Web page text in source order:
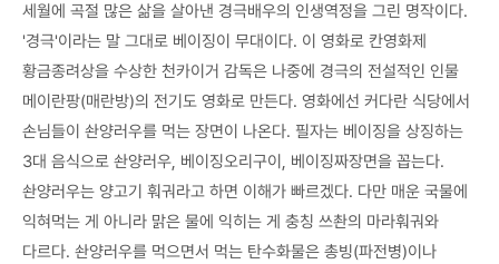
세월에 곡절 많은 삶을 살아낸 경극배우의 인생역정을 그린 명작이다.
'경극'이라는 말 그대로 베이징이 무대이다. 이 영화로 칸영화제
황금종려상을 수상한 천카이거 감독은 나중에 경극의 전설적인 인물
메이란팡(매란방)의 전기도 영화로 만든다. 영화에선 커다란 식당에서
손님들이 솬양러우를 먹는 장면이 나온다. 필자는 베이징을 상징하는
3대 음식으로 솬양러우, 베이징오리구이, 베이징짜장면을 꼽는다.
솬양러우는 양고기 훠궈라고 하면 이해가 빠르겠다. 다만 매운 국물에
익혀먹는 게 아니라 맑은 물에 익히는 게 충칭 쓰촨의 마라훠궈와
다르다. 솬양러우를 먹으면서 먹는 탄수화물은 총빙(파전병)이나